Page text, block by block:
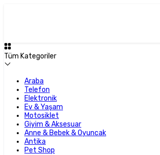
Tüm Kategoriler
Araba
Telefon
Elektronik
Ev & Yaşam
Motosiklet
Giyim & Aksesuar
Anne & Bebek & Oyuncak
Antika
Pet Shop